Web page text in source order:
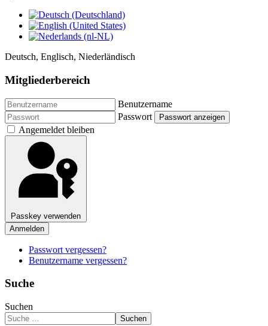
Deutsch, Englisch, Niederländisch
Mitgliederbereich
Benutzername
Passwort
Passwort anzeigen
Angemeldet bleiben
Passkey verwenden
Anmelden
Passwort vergessen?
Benutzername vergessen?
Suche
Suchen
Suchen